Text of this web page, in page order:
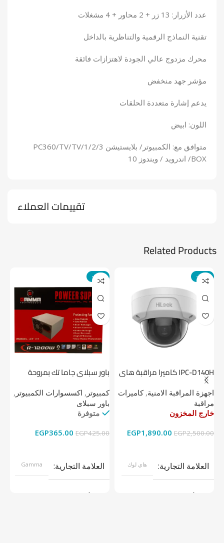
عدد الأزرار: 13 زر + 2 محاور + 4 مشغلات
تقنية النماذج الرقمية والتناظرية بالداخل
محرك مزدوج عالي الجودة لاهتزازات فائقة
مؤشر جهد منخفض
يدعم إشارة متعددة الحلقات
اللون: ابيض
متوافق مع: الكمبيوتر/ بلايستيشن 1/2/3/PC360/TV/TV
BOX/ اندرويد / ويندوز 10
تقييمات العملاء
Related Products
-24%
IPC-D140H كاميرا مراقبة هاى
لوك داخلية 4 ميجا
اجهزة المراقبة الامنية,كاميرات
مراقبة
خارج المخزون
EGP2,500.00
EGP1,890.00
العلامة التجارية هاي لوك
موديل
-14%
باور سبلاي جاما تك بمروحة
كمبيوتر , اكسسوارات الكمبيوتر ,
باور سبلاى
متوفرة
EGP425.00
EGP365.00
العلامة التجارية Gamma
موديل